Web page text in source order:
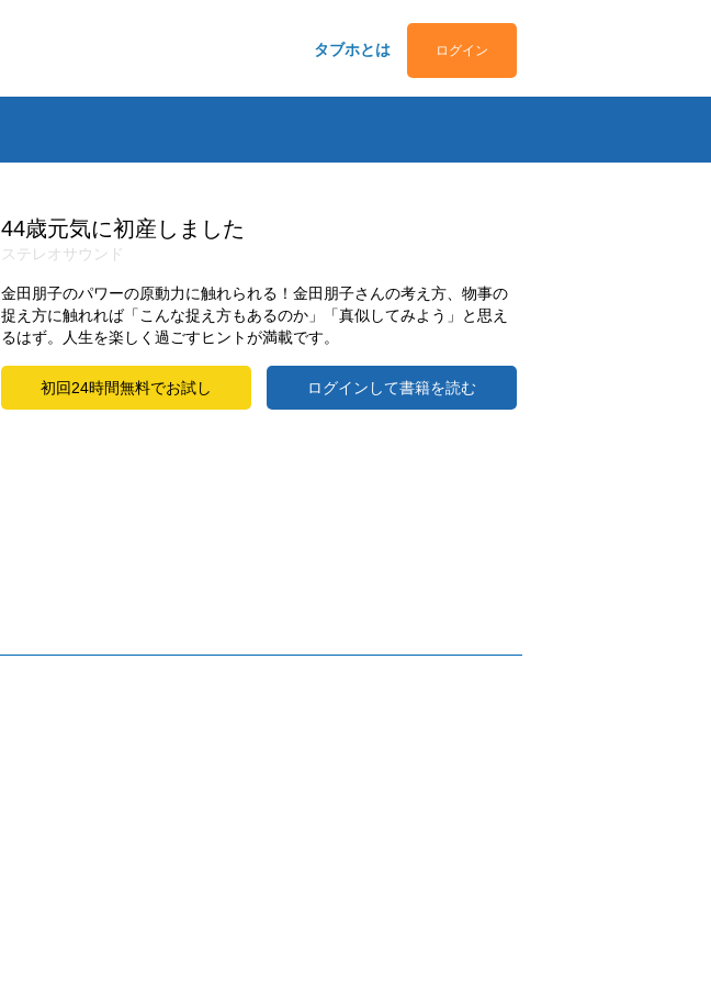
タブホとは ログイン
44歳元気に初産しました
ステレオサウンド
金田朋子のパワーの原動力に触れられる！金田朋子さんの考え方、物事の
捉え方に触れれば「こんな捉え方もあるのか」「真似してみよう」と思え
るはず。人生を楽しく過ごすヒントが満載です。
初回24時間無料でお試し ログインして書籍を読む